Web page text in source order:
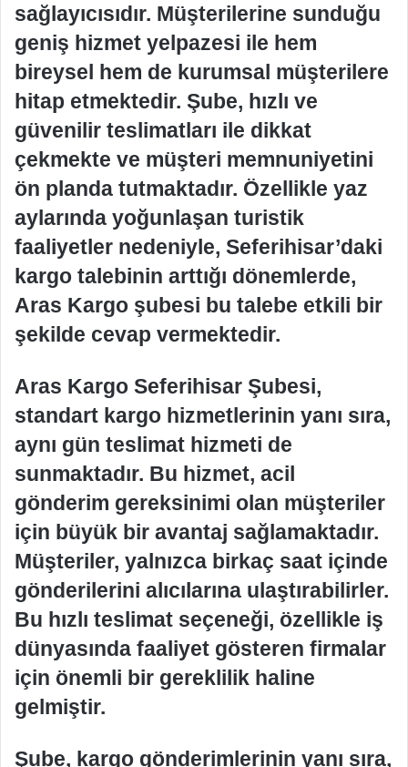
sağlayıcısıdır. Müşterilerine sunduğu
geniş hizmet yelpazesi ile hem
bireysel hem de kurumsal müşterilere
hitap etmektedir. Şube, hızlı ve
güvenilir teslimatları ile dikkat
çekmekte ve müşteri memnuniyetini
ön planda tutmaktadır. Özellikle yaz
aylarında yoğunlaşan turistik
faaliyetler nedeniyle, Seferihisar’daki
kargo talebinin arttığı dönemlerde,
Aras Kargo şubesi bu talebe etkili bir
şekilde cevap vermektedir.
Aras Kargo Seferihisar Şubesi,
standart kargo hizmetlerinin yanı sıra,
aynı gün teslimat hizmeti de
sunmaktadır. Bu hizmet, acil
gönderim gereksinimi olan müşteriler
için büyük bir avantaj sağlamaktadır.
Müşteriler, yalnızca birkaç saat içinde
gönderilerini alıcılarına ulaştırabilirler.
Bu hızlı teslimat seçeneği, özellikle iş
dünyasında faaliyet gösteren firmalar
için önemli bir gereklilik haline
gelmiştir.
Şube, kargo gönderimlerinin yanı sıra,